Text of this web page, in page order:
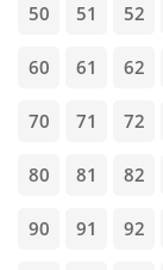
50 51 52
60 61 62
70 71 72
80 81 82
90 91 92